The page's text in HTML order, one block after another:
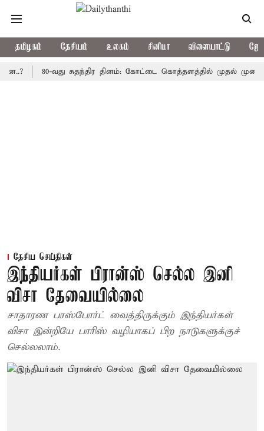
தமிழகம் தேசியம் உலகம் சினிமா விளையாட்டு
80-வது சுதந்திர தினம்: கோட்டை கொத்தளத்தில் முதல் முறையாக
தேசிய செய்திகள்
இந்தியர்கள் பிரான்ஸ் செல்ல இனி
விசா தேவையில்லை
சாதாரண பாஸ்போர்ட் வைத்திருக்கும் இந்தியர்கள்
விசா இன்றியே பாரிஸ் வழியாகப் பிற நாடுகளுக்குச்
செல்லலாம்.